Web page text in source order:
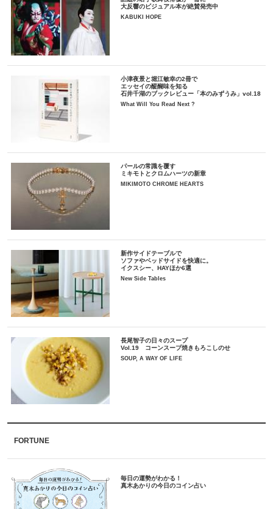
大反響のビジュアル本が絶賛発売中
KABUKI HOPE
小津夜景と堀江敏幸の2冊で
エッセイの醍醐味を知る
石井千湖のブックレビュー「本のみずうみ」vol.18
What Will You Read Next ?
パールの常識を覆す
ミキモトとクロムハーツの新章
MIKIMOTO CHROME HEARTS
新作サイドテーブルで
ソファやベッドサイドを快適に。
イクスシー、HAYほか6選
New Side Tables
長尾智子の日々のスープ
Vol.19 コーンスープ焼きもろこしのせ
SOUP, A WAY OF LIFE
FORTUNE
毎日の運勢がわかる！